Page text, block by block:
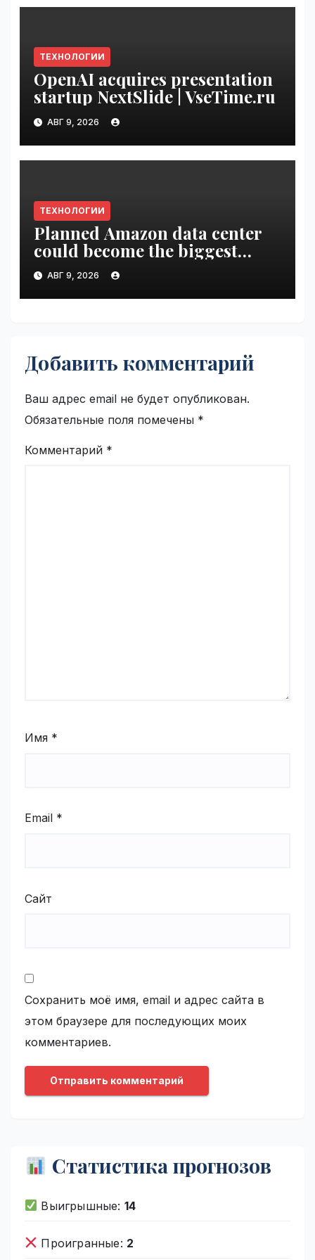
ТЕХНОЛОГИИ
OpenAI acquires presentation
startup NextSlide | VseTime.ru
АВГ 9, 2026
ТЕХНОЛОГИИ
Planned Amazon data center
could become the biggest
climate polluter in the U.S. |
VseTime.ru
АВГ 9, 2026
Добавить комментарий
Ваш адрес email не будет опубликован.
Обязательные поля помечены *
Комментарий *
Имя *
Email *
Сайт
Сохранить моё имя, email и адрес сайта в
этом браузере для последующих моих
комментариев.
Статистика прогнозов
Выигрышные: 14
Проигранные: 2